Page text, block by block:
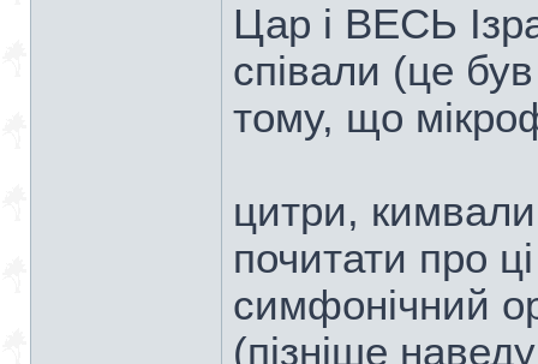
Цар і ВЕСЬ
співали (це
тому, що
цитри,
почитати про
симфонічний
(пізніше